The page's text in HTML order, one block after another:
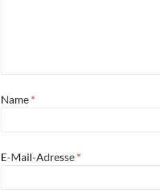
Name *
E-Mail-Adresse *